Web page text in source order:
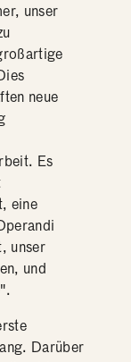
unser
neue
Es
eine
unser
und
Darüber